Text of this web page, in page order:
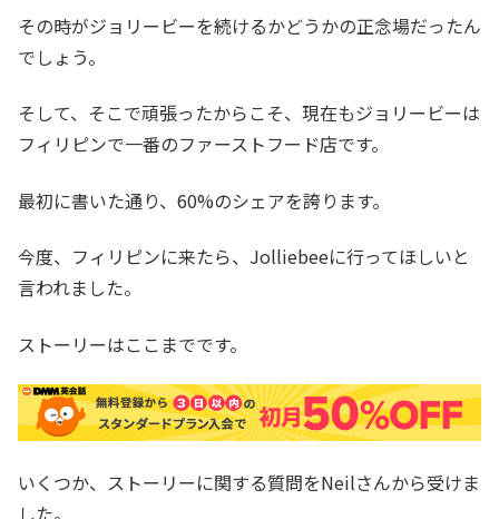
その時がジョリービーを続けるかどうかの正念場だったん
でしょう。
そして、そこで頑張ったからこそ、現在もジョリービーは
フィリピンで一番のファーストフード店です。
最初に書いた通り、60%のシェアを誇ります。
今度、フィリピンに来たら、Jolliebeeに行ってほしいと
言われました。
ストーリーはここまでです。
いくつか、ストーリーに関する質問をNeilさんから受けま
した。